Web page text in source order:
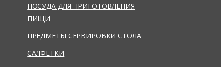
ПОСУДА ДЛЯ ПРИГОТОВЛЕНИЯ
ПИЩИ
ПРЕДМЕТЫ СЕРВИРОВКИ СТОЛА
САЛФЕТКИ